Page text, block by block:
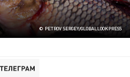
© PETROV SERGEY/GLOBALLOOKPRESS